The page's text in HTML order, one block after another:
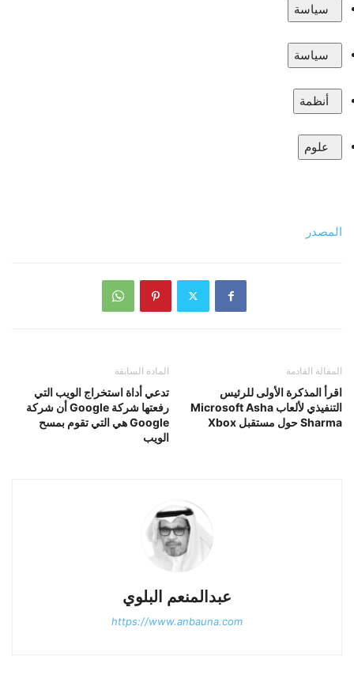
سياسة
سياسة
أنظمة
علوم
المصدر
المادة السابقة
تدعي أداة استخراج الويب التي
رفعتها شركة Google أن شركة
Google هي التي تقوم بمسح
الويب
المقالة القادمة
اقرأ المذكرة الأولى للرئيس
التنفيذي لألعاب Microsoft Asha
Sharma حول مستقبل Xbox
عبدالمنعم البلوي
https://www.anbauna.com